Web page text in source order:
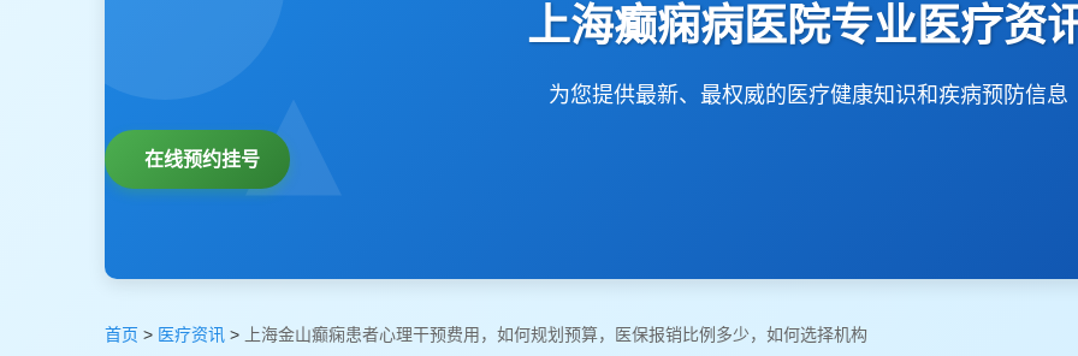
上海癫痫病医院专业医疗资
为您提供最新、最权威的医疗健康知识和疾病预防信息
在线预约挂号
首页 > 医疗资讯 > 上海金山癫痫患者心理干预费用，如何规划预算，医保报销比例多少，如何选择机构